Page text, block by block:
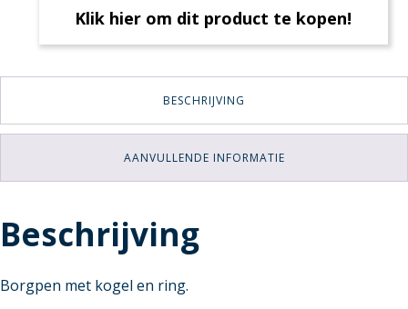
Klik hier om dit product te kopen!
BESCHRIJVING
AANVULLENDE INFORMATIE
Beschrijving
Borgpen met kogel en ring.